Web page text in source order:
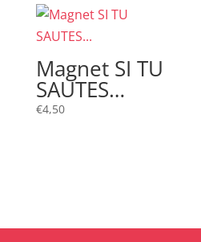
Magnet SI TU
SAUTES…
€4,50